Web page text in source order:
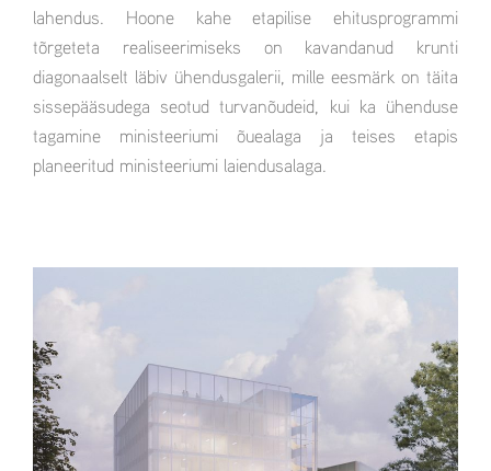
lahendus. Hoone kahe etapilise ehitusprogrammi
tõrgeteta realiseerimiseks on kavandanud krunti
diagonaalselt läbiv ühendusgalerii, mille eesmärk on täita
sissepääsudega seotud turvanõudeid, kui ka ühenduse
tagamine ministeeriumi õuealaga ja teises etapis
planeeritud ministeeriumi laiendusalaga.